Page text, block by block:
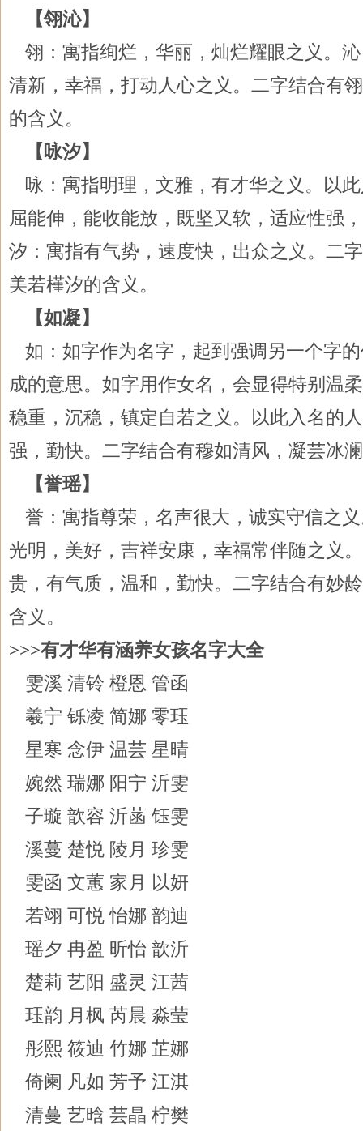
【翎沁】
翎：寓指绚烂，华丽，灿烂耀眼之义。
清新，幸福，打动人心之义。二字结合有
的含义。
【咏汐】
咏：寓指明理，文雅，有才华之义。以
屈能伸，能收能放，既坚又软，适应性强
汐：寓指有气势，速度快，出众之义。二
美若槿汐的含义。
【如凝】
如：如字作为名字，起到强调另一个字
成的意思。如字用作女名，会显得特别温
稳重，沉稳，镇定自若之义。以此入名的
强，勤快。二字结合有穆如清风，凝芸冰
【誉瑶】
誉：寓指尊荣，名声很大，诚实守信之
光明，美好，吉祥安康，幸福常伴随之义
贵，有气质，温和，勤快。二字结合有妙
含义。
>>>有才华有涵养女孩名字大全
雯溪 清铃 橙恩 管函
羲宁 铄凌 简娜 零珏
星寒 念伊 温芸 星晴
婉然 瑞娜 阳宁 沂雯
子璇 歆容 沂菡 钰雯
溪蔓 楚悦 陵月 珍雯
雯函 文蕙 家月 以妍
若翊 可悦 怡娜 韵迪
瑶夕 冉盈 昕怡 歆沂
楚莉 艺阳 盛灵 江茜
珏韵 月枫 芮晨 淼莹
彤熙 筱迪 竹娜 芷娜
倚阑 凡如 芳予 江淇
清蔓 艺晗 芸晶 柠樊